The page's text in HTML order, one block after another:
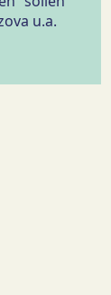
u.a.